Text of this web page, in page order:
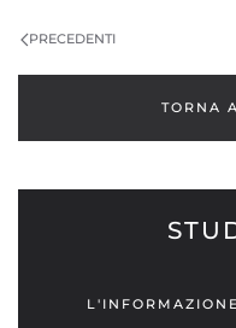
PRECEDENTI
TORNA